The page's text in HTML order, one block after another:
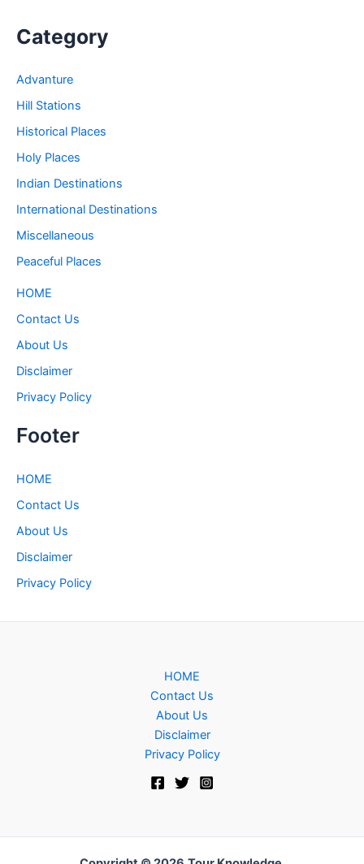
Category
Advanture
Hill Stations
Historical Places
Holy Places
Indian Destinations
International Destinations
Miscellaneous
Peaceful Places
HOME
Contact Us
About Us
Disclaimer
Privacy Policy
Footer
HOME
Contact Us
About Us
Disclaimer
Privacy Policy
HOME
Contact Us
About Us
Disclaimer
Privacy Policy